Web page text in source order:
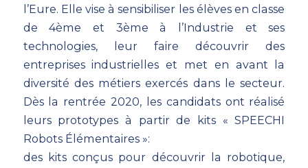
l’Eure. Elle vise à sensibiliser les élèves en classe
de 4ème et 3ème à l’Industrie et ses
technologies, leur faire découvrir des
entreprises industrielles et met en avant la
diversité des métiers exercés dans le secteur.
Dès la rentrée 2020, les candidats ont réalisé
leurs prototypes à partir de kits « SPEECHI
Robots Élémentaires »:
des kits conçus pour découvrir la robotique,